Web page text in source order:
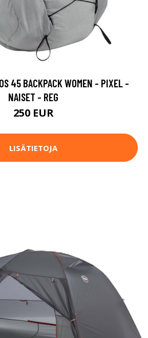
45 BACKPACK WOMEN - PIXEL -
NAISET - REG
250 EUR
LISÄTIETOJA